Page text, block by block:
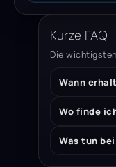
Kurze FAQ
Die
Wann
Wo finde
Was tun